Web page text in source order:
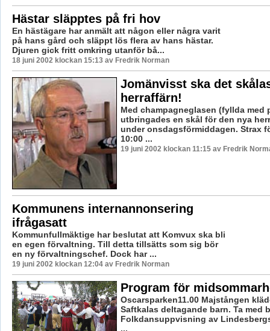
Hästar släpptes på fri hov
En hästägare har anmält att någon eller några varit
på hans gård och släppt lös flera av hans hästar.
Djuren gick fritt omkring utanför bå...
18 juni 2002 klockan 15:13 av Fredrik Norman
Jomänvisst ska det
herraffärn!
Med champagneglasen (fyllda med
utbringades en skål för den nya
under onsdagsförmiddagen. Strax
10:00 ...
19 juni 2002 klockan 11:15 av Fredrik
Kommunens internannonsering
ifrågasatt
Kommunfullmäktige har beslutat att Komvux ska bli
en egen förvaltning. Till detta tillsätts som sig bör
en ny förvaltningschef. Dock har ...
19 juni 2002 klockan 12:04 av Fredrik Norman
Program för
Oscarsparken11.00 Majstången
Saftkalas deltagande barn. Ta med
Folkdansuppvisning av
...